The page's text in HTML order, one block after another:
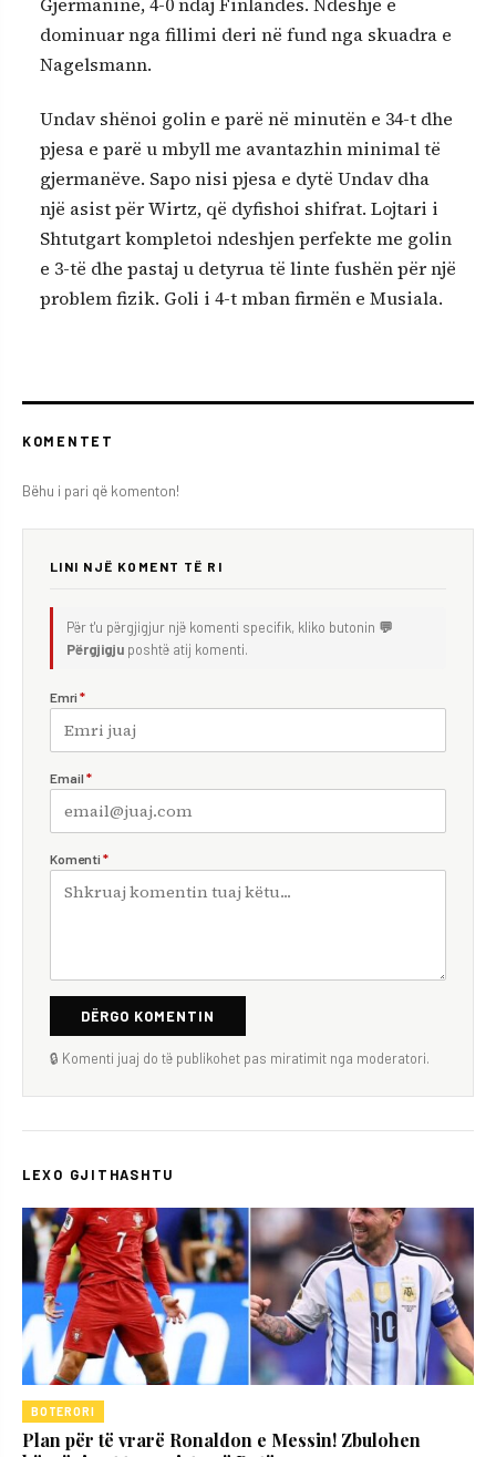
dominuar nga fillimi deri në fund nga skuadra e
Nagelsmann.
Undav shënoi golin e parë në minutën e 34-t dhe
pjesa e parë u mbyll me avantazhin minimal të
gjermanëve. Sapo nisi pjesa e dytë Undav dha
një asist për Wirtz, që dyfishoi shifrat. Lojtari i
Shtutgart kompletoi ndeshjen perfekte me golin
e 3-të dhe pastaj u detyrua të linte fushën për një
problem fizik. Goli i 4-t mban firmën e Musiala.
KOMENTET
Bëhu i pari që komenton!
LINI NJË KOMENT TË RI
Për t'u përgjigjur një komenti specifik, kliko butonin 💬
Përgjigju poshtë atij komenti.
Emri *
Email *
Komenti *
DËRGO KOMENTIN
🔒 Komenti juaj do të publikohet pas miratimit nga moderatori.
LEXO GJITHASHTU
BOTERORI
Plan për të vrarë Ronaldon e Messin! Zbulohen